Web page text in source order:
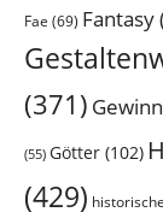
Fae (69) Fantasy
(371)
(55) Götter (102)
(429)